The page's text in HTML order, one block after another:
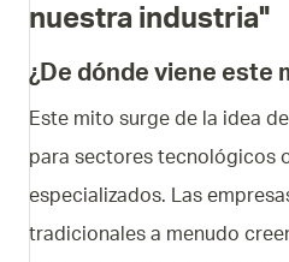
nuestra industria"
¿De dónde viene este
Este mito surge de la idea
para sectores tecnológicos
especializados. Las
tradicionales a menudo